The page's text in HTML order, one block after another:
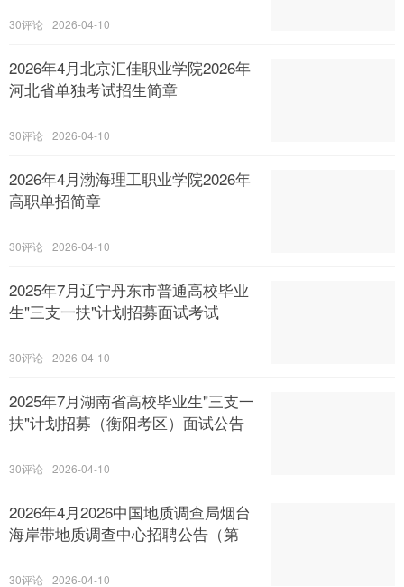
30 2026-04-10
2026年4月北京汇佳职业学院2026年
河北省单独考试招生简章
30 2026-04-10
2026年4月渤海理工职业学院2026年
高职单招简章
30 2026-04-10
2025年7月辽宁丹东市普通高校毕业
生"三支一扶"计划招募面试考试
30 2026-04-10
2025年7月湖南省高校毕业生"三支一
扶"计划招募（衡阳考区）面试公告
30 2026-04-10
2026年4月2026中国地质调查局烟台
海岸带地质调查中心招聘公告（第
30 2026-04-10